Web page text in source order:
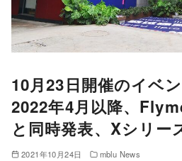
10月23日開催のイベ
2022年4月以降、
と同時発表、Xシリー
2021年10月24日 mblu News